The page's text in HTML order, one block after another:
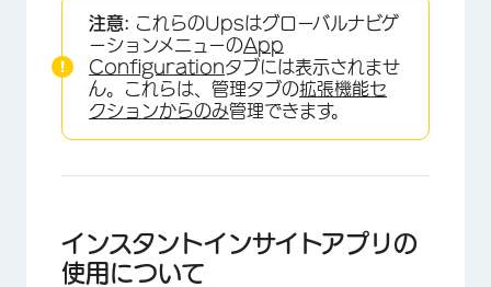
×
注意: これらのUpsはグローバルナビゲ
ーションメニューのApp
Configurationタブには表示されませ
ん。これらは、管理タブの拡張機能セ
クションからのみ管理できます。
インスタントインサイトアプリの
使用について